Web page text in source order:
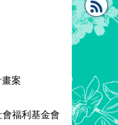
案
福利基金會